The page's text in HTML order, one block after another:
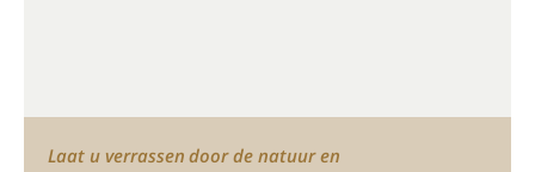
Laat u verrassen door de natuur en